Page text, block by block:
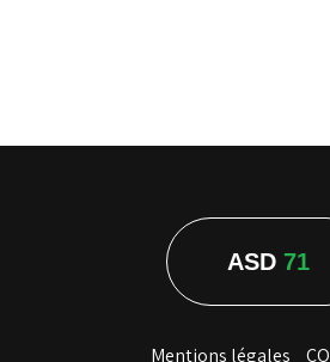
ASD 71
Mentions légales